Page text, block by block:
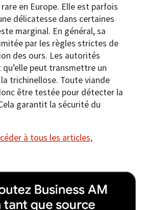
en Europe. Elle est parfois
délicatesse dans certaines
marginal. En général, sa
par les règles strictes de
des ours. Les autorités
peut transmettre un
trichinellose. Toute viande
être testée pour détecter la
garantit la sécurité du
à tous les articles,